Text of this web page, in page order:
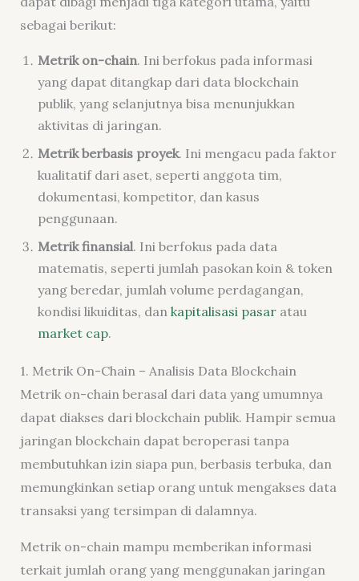
sebagai berikut:
Metrik on-chain. Ini berfokus pada informasi
yang dapat ditangkap dari data blockchain
publik, yang selanjutnya bisa menunjukkan
aktivitas di jaringan.
Metrik berbasis proyek. Ini mengacu pada faktor
kualitatif dari aset, seperti anggota tim,
dokumentasi, kompetitor, dan kasus
penggunaan.
Metrik finansial. Ini berfokus pada data
matematis, seperti jumlah pasokan koin & token
yang beredar, jumlah volume perdagangan,
kondisi likuiditas, dan kapitalisasi pasaratau
market cap.
1. Metrik On-Chain – Analisis Data Blockchain
Metrik on-chain berasal dari data yang umumnya
dapat diakses dari blockchain publik. Hampir semua
jaringan blockchain dapat beroperasi tanpa
membutuhkan izin siapa pun, berbasis terbuka, dan
memungkinkan setiap orang untuk mengakses data
transaksi yang tersimpan di dalamnya.
Metrik on-chain mampu memberikan informasi
terkait jumlah orang yang menggunakan jaringan